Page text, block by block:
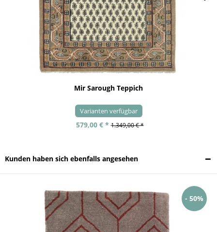
Mir Sarough Teppich
Varianten verfügbar
579,00 € * 1.349,00 € *
Kunden haben sich ebenfalls angesehen
- 50%